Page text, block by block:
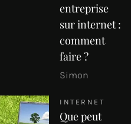
entreprise
sur internet :
comment
faire ?
Simon
INTERNET
Que peut